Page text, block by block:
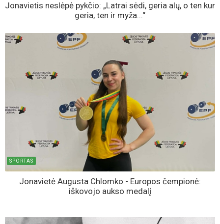
Jonavietis neslėpė pykčio: „Latrai sėdi, geria alų, o ten kur
geria, ten ir myža...“
SPORTAS
Jonavietė Augusta Chlomko - Europos čempionė:
iškovojo aukso medalį